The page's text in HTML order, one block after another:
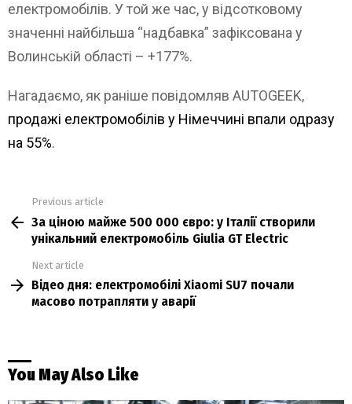
електромобілів. У той же час, у відсотковому
значенні найбільша “надбавка” зафіксована у
Волинській області – +177%.
Нагадаємо, як раніше повідомляв AUTOGEEK,
продажі електромобілів у Німеччині впали одразу
на 55%.
more
Previous article
За ціною майже 500 000 євро: у Італії створили
унікальний електромобіль Giulia GT Electric
Next article
Відео дня: електромобілі Xiaomi SU7 почали
масово потрапляти у аварії
You May Also Like